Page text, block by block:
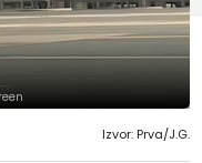
Izvor: Prva/J.G.